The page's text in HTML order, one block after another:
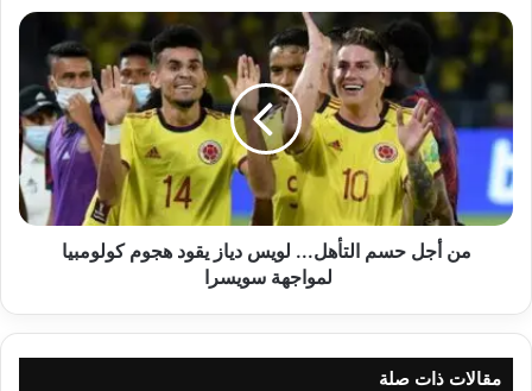
حسن
من
أجل
التأهل...
لويس
دياز
يقود
هجوم
كولومبيا
لمواجهةمن أجل حسم التأهل... لويس دياز يقود هجوم كولومبيا
لمواجهة سويسرا
مقالات ذات صلة